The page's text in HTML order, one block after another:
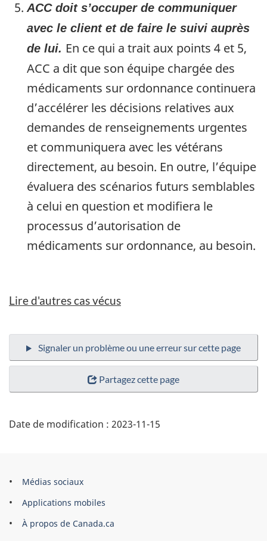
ACC doit s’occuper de communiquer
avec le client et de faire le suivi auprès
de lui. En ce qui a trait aux points 4 et 5,
ACC a dit que son équipe chargée des
médicaments sur ordonnance continuera
d’accélérer les décisions relatives aux
demandes de renseignements urgentes
et communiquera avec les vétérans
directement, au besoin. En outre, l’équipe
évaluera des scénarios futurs semblables
à celui en question et modifiera le
processus d’autorisation de
médicaments sur ordonnance, au besoin.
Lire d'autres cas vécus
Partagez cette page
Date de modification : 2023-11-15
Organisation
du
gouvernement
Médias sociaux
Applications mobiles
À propos de Canada.ca